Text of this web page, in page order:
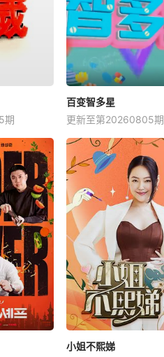
期
百变智多星
更新至第20260805期
小姐不熙娣